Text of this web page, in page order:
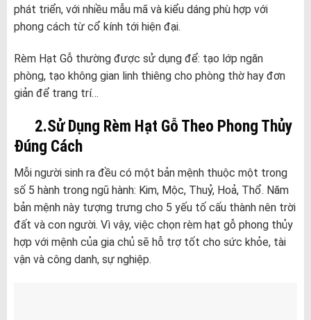
phát triển, với nhiều mẫu mã và kiểu dáng phù hợp với
phong cách từ cổ kính tới hiện đại.
Rèm Hạt Gỗ thường được sử dụng để: tạo lớp ngăn
phòng, tạo không gian linh thiêng cho phòng thờ hay đơn
giản để trang trí…
2.Sử Dụng Rèm Hạt Gỗ Theo Phong Thủy
Đúng Cách
Mỗi người sinh ra đều có một bản mệnh thuộc một trong
số 5 hành trong ngũ hành: Kim, Mộc, Thuỷ, Hoả, Thổ. Năm
bản mệnh này tượng trưng cho 5 yếu tố cấu thành nên trời
đất và con người. Vì vậy, việc chọn rèm hạt gỗ phong thủy
hợp với mệnh của gia chủ sẽ hỗ trợ tốt cho sức khỏe, tài
vận và công danh, sự nghiệp.